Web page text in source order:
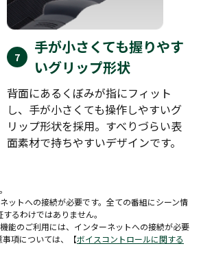
手が小さくても握りやす
いグリップ形状
背面にあるくぼみが指にフィット
し、手が小さくても操作しやすいグ
リップ形状を採用。すべりづらい表
面素材で持ちやすいデザインです。
ットへの接続が必要です。全ての番組にシーン情
るわけではありません。
能のご利用には、インターネットへの接続が必要
項については、【ボイスコントロールに関する